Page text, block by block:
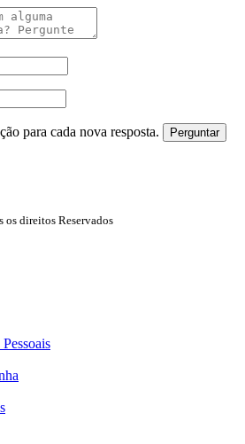
para cada nova resposta.
os direitos Reservados